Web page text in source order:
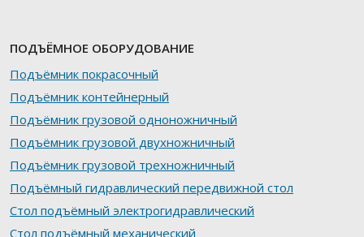
ПОДЪЁМНОЕ ОБОРУДОВАНИЕ
Подъёмник покрасочный
Подъёмник контейнерный
Подъёмник грузовой одноножничный
Подъёмник грузовой двухножничный
Подъёмник грузовой трехножничный
Подъёмный гидравлический передвижной стол
Стол подъёмный электрогидравлический
Стол подъёмный механический